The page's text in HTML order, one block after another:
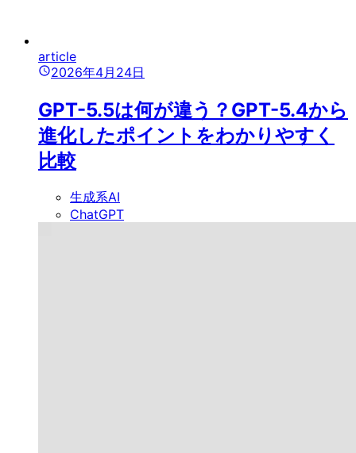
article
2026年4月24日
GPT-5.5は何が違う？GPT-5.4から
進化したポイントをわかりやすく
比較
生成系AI
ChatGPT